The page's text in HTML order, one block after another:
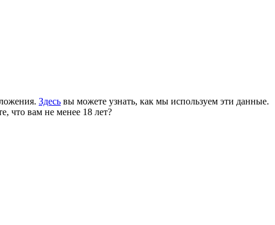
Здесь вы можете узнать, как мы используем эти данные.
что вам не менее 18 лет?